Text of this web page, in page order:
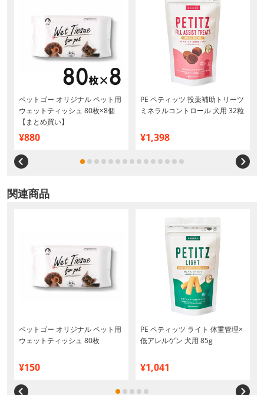
ペットゴー オリジナル ペット用
ウェットティッシュ 80枚×8個
【まとめ買い】
¥880
PE ペティッツ 投薬補助トリーツ
ミネラルコントロール 犬用 32粒
¥1,398
関連商品
ペットゴー オリジナル ペット用
ウェットティッシュ 80枚
¥150
PE ペティッツ ライト 体重管理×
低アレルゲン 犬用 85g
¥1,041